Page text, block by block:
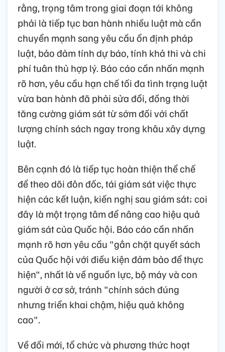
rằng, trọng tâm trong giai đoạn tới không
phải là tiếp tục ban hành nhiều luật mà cần
chuyển mạnh sang yêu cầu ổn định pháp
luật, bảo đảm tính dự báo, tính khả thi và chi
phí tuân thủ hợp lý. Báo cáo cần nhấn mạnh
rõ hơn, yêu cầu hạn chế tối đa tình trạng luật
vừa ban hành đã phải sửa đổi, đồng thời
tăng cường giám sát từ sớm đối với chất
lượng chính sách ngay trong khâu xây dựng
luật.
Bên cạnh đó là tiếp tục hoàn thiện thể chế
để theo dõi đôn đốc, tái giám sát việc thực
hiện các kết luận, kiến nghị sau giám sát; coi
đây là một trọng tâm để nâng cao hiệu quả
giám sát của Quốc hội. Báo cáo cần nhấn
mạnh rõ hơn yêu cầu "gắn chặt quyết sách
của Quốc hội với điều kiện đảm bảo để thực
hiện", nhất là về nguồn lực, bộ máy và con
người ở cơ sở, tránh "chính sách đúng
nhưng triển khai chậm, hiệu quả không
cao".
Về đổi mới, tổ chức và phương thức hoạt